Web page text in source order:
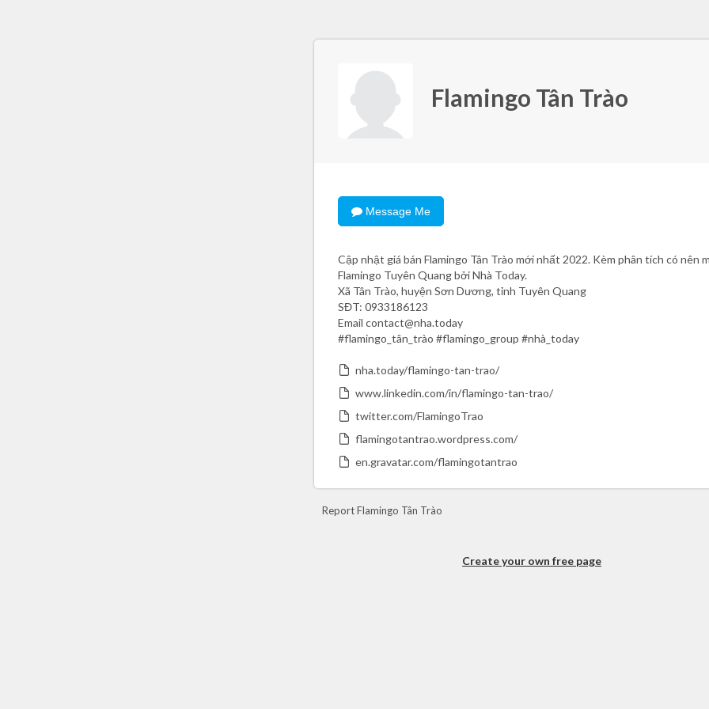
Flamingo Tân Trào
Message Me
Cập nhật giá bán Flamingo Tân Trào mới nhất 2022. Kèm phân tích có nên
Flamingo Tuyên Quang bởi Nhà Today.
Xã Tân Trào, huyện Sơn Dương, tỉnh Tuyên Quang
SĐT: 0933186123
Email contact@nha.today
#flamingo_tân_trào #flamingo_group #nhà_today
nha.today/flamingo-tan-trao/
www.linkedin.com/in/flamingo-tan-trao/
twitter.com/FlamingoTrao
flamingotantrao.wordpress.com/
en.gravatar.com/flamingotantrao
Report Flamingo Tân Trào
Create your own free page